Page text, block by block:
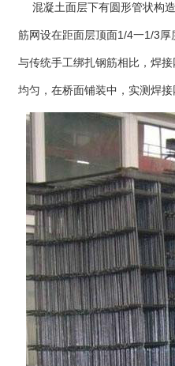
混凝土面层下有圆形管状构
筋网设在距面层顶面1/4一1/3厚
与传统手工绑扎钢筋相比，焊
均匀，在桥面铺装中，实测焊